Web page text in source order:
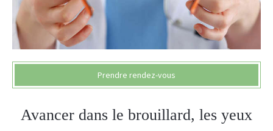
Prendre rendez-vous
Avancer dans le brouillard, les yeux